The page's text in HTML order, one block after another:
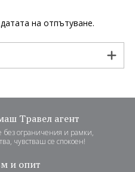
на отпътуване.
Травел агент
без ограничения и рамки,
чувстваш се спокоен!
и опит